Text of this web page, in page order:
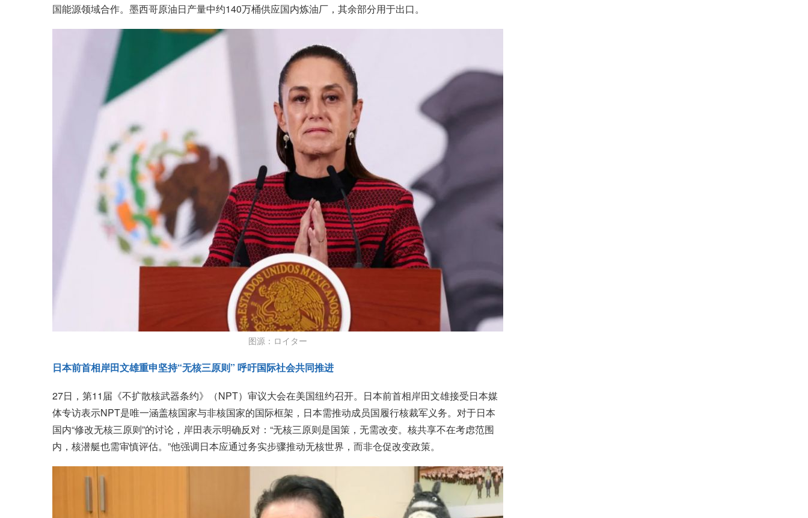
国能源领域合作。墨西哥原油日产量中约140万桶供应国内炼油厂，其余部分用于出口。
图源：ロイター
日本前首相岸田文雄重申坚持“无核三原则” 呼吁国际社会共同推进
27日，第11届《不扩散核武器条约》（NPT）审议大会在美国纽约召开。日本前首相岸田文雄接受日本媒
体专访表示NPT是唯一涵盖核国家与非核国家的国际框架，日本需推动成员国履行核裁军义务。对于日本
国内“修改无核三原则”的讨论，岸田表示明确反对：“无核三原则是国策，无需改变。核共享不在考虑范围
内，核潜艇也需审慎评估。”他强调日本应通过务实步骤推动无核世界，而非仓促改变政策。